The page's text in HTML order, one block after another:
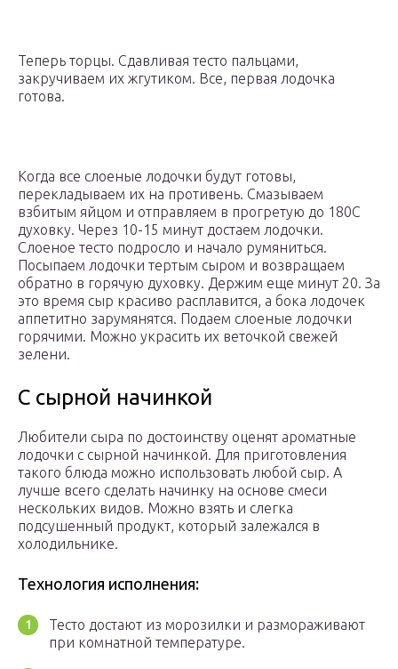
Теперь торцы. Сдавливая тесто пальцами,
закручиваем их жгутиком. Все, первая лодочка
готова.
Когда все слоеные лодочки будут готовы,
перекладываем их на противень. Смазываем
взбитым яйцом и отправляем в прогретую до 180С
духовку. Через 10-15 минут достаем лодочки.
Слоеное тесто подросло и начало румяниться.
Посыпаем лодочки тертым сыром и возвращаем
обратно в горячую духовку. Держим еще минут 20. За
это время сыр красиво расплавится, а бока лодочек
аппетитно зарумянятся. Подаем слоеные лодочки
горячими. Можно украсить их веточкой свежей
зелени.
С сырной начинкой
Любители сыра по достоинству оценят ароматные
лодочки с сырной начинкой. Для приготовления
такого блюда можно использовать любой сыр. А
лучше всего сделать начинку на основе смеси
нескольких видов. Можно взять и слегка
подсушенный продукт, который залежался в
холодильнике.
Технология исполнения:
Тесто достают из морозилки и размораживают
при комнатной температуре.